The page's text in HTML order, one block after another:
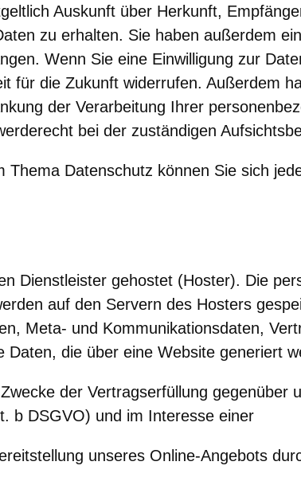
Auskunft über Herkunft,
zu erhalten. Sie haben außerdem
Wenn Sie eine Einwilligung zur
für die Zukunft widerrufen. Außerdem
der Verarbeitung Ihrer
bei der zuständigen
Thema Datenschutz können Sie sich
Dienstleister gehostet (Hoster). Die
auf den Servern des Hosters
Meta- und Kommunikationsdaten,
die über eine Website generiert
der Vertragserfüllung gegenüber
b DSGVO) und im Interesse einer
unseres Online-Angebots